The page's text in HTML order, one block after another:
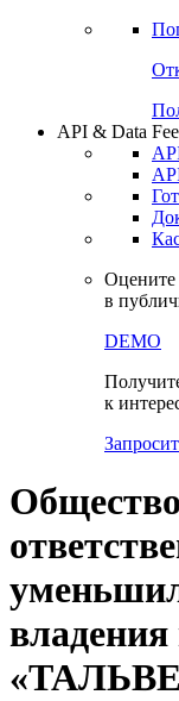
API & Data
Оцените
в
DEMO
к